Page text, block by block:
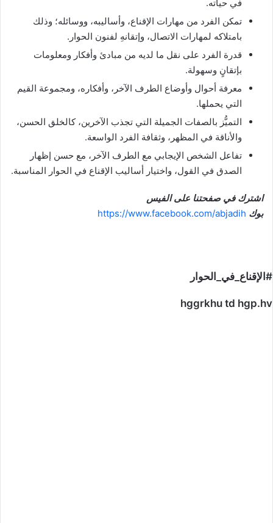
في حياته.
تمكن الفرد من مهارات الإقناع، وأساليبه، ووسائله؛ وذلك
بامتلاكه لمهارات الاتصال، وإتقانهِ لفنون الحوار.
قدرة الفرد على نقل ما لديه من مبادئ وأفكار ومعلومات
بإتقانٍ وسهولة.
معرفة أحوال وأوضاع الطرف الآخر، وأفكاره، ومجموعة القيم
التي يحملها.
التميُّز بالصفات الجميلة التي تجذب الآخرين، كالخلق الحسن،
والأناقة في المظهر، وثقافة الفرد الواسعة.
تفاعل الشخص الإيجابي مع الطرف الآخر، مع حسن إظهار
الصدق في القول، واختيار أساليب الإقناع في الحوار المناسبة.
اشترك في صفحتنا على الفيس
بوك https://www.facebook.com/abjadih
#الإقناع_في_الحوار
hggrkhu td hgp.hv